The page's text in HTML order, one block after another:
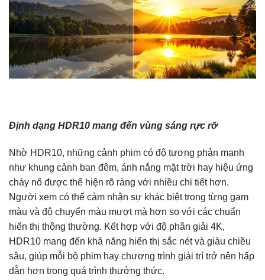
Định dạng HDR10 mang đến vùng sáng rực rỡ
Nhờ HDR10, những cảnh phim có độ tương phản mạnh
như khung cảnh ban đêm, ánh nắng mặt trời hay hiệu ứng
cháy nổ được thể hiện rõ ràng với nhiều chi tiết hơn.
Người xem có thể cảm nhận sự khác biệt trong từng gam
màu và độ chuyển màu mượt mà hơn so với các chuẩn
hiển thị thông thường. Kết hợp với độ phân giải 4K,
HDR10 mang đến khả năng hiển thị sắc nét và giàu chiều
sâu, giúp mỗi bộ phim hay chương trình giải trí trở nên hấp
dẫn hơn trong quá trình thưởng thức.